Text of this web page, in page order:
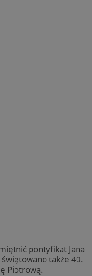
pontyfikat Jana
także 40.
Piotrową.